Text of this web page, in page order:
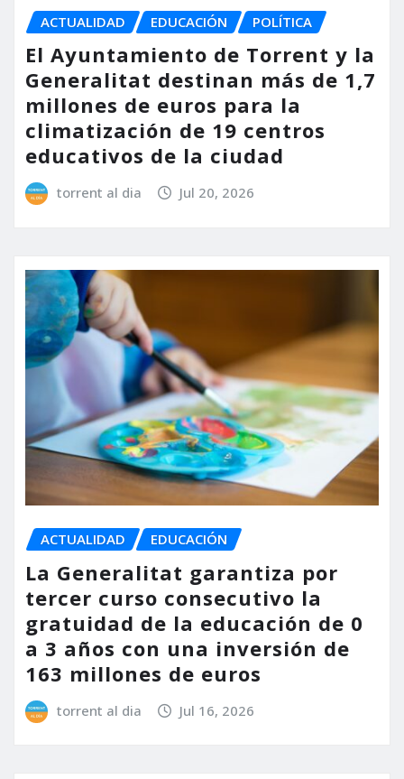
ACTUALIDAD EDUCACIÓN POLÍTICA
El Ayuntamiento de Torrent y la
Generalitat destinan más de 1,7
millones de euros para la
climatización de 19 centros
educativos de la ciudad
torrent al dia Jul 20, 2026
ACTUALIDAD EDUCACIÓN
La Generalitat garantiza por
tercer curso consecutivo la
gratuidad de la educación de 0
a 3 años con una inversión de
163 millones de euros
torrent al dia Jul 16, 2026